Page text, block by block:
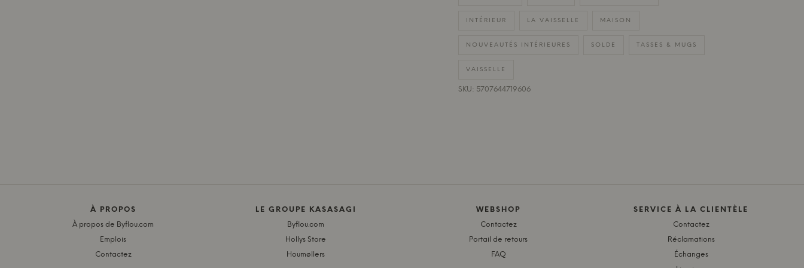
INTÉRIEUR LA VAISSELLE MAISON
NOUVEAUTÉS INTÉRIEURES SOLDE TASSES & MUGS
VAISSELLE
SKU: 5707644719606
À PROPOS
À propos de Byflou.com
Emplois
Contactez
LE GROUPE KASASAGI
Byflou.com
Hollys Store
Houmøllers
WEBSHOP
Contactez
Portail de retours
FAQ
SERVICE À LA CLIENTÈLE
Contactez
Réclamations
Échanges